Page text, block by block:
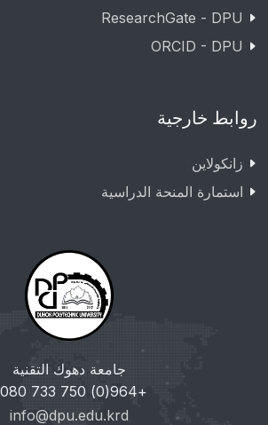
ResearchGate - DPU
ORCID - DPU
روابط خارجية
زانکولاین
استمارة المنحة الدراسية
جامعة دهوك التقنية
+964(0) 750 733 2080
info@dpu.edu.krd